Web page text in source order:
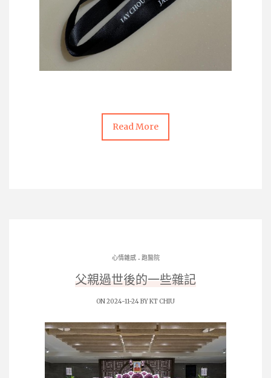
Read More
心情雜感. 跑醫院
父親過世後的一些雜記
ON 2024-11-24 BYKT CHIU